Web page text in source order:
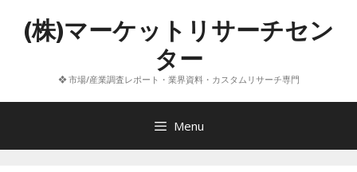
へ
(株)マーケットリサーチセン
ター
❖ 市場/産業調査レポート・業界資料・カスタムリサーチ専門
Menu